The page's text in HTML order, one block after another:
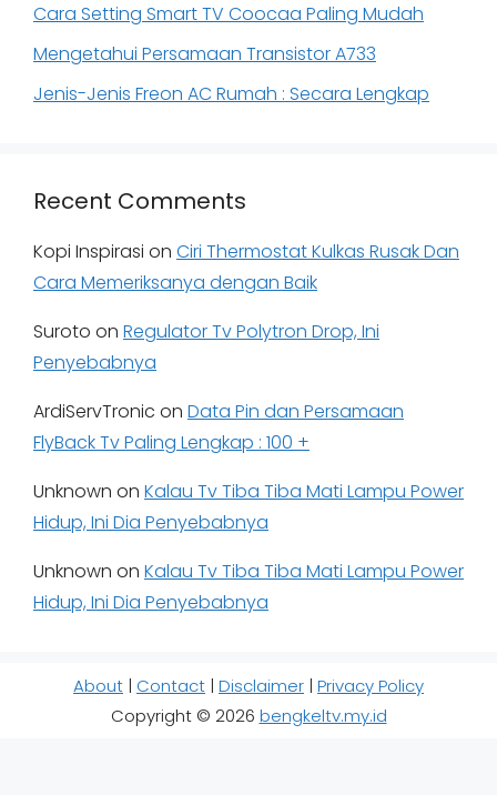
Cara Setting Smart TV Coocaa Paling Mudah
Mengetahui Persamaan Transistor A733
Jenis-Jenis Freon AC Rumah : Secara Lengkap
Recent Comments
Kopi Inspirasi on Ciri Thermostat Kulkas Rusak Dan
Cara Memeriksanya dengan Baik
Suroto on Regulator Tv Polytron Drop, Ini
Penyebabnya
ArdiServTronic on Data Pin dan Persamaan
FlyBack Tv Paling Lengkap : 100 +
Unknown on Kalau Tv Tiba Tiba Mati Lampu Power
Hidup, Ini Dia Penyebabnya
Unknown on Kalau Tv Tiba Tiba Mati Lampu Power
Hidup, Ini Dia Penyebabnya
About | Contact | Disclaimer | Privacy Policy
Copyright © 2026 bengkeltv.my.id